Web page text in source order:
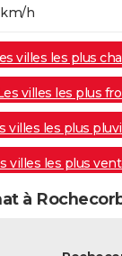
km/h
villes les plus
villes les plus
villes les plus
villes les plus
à